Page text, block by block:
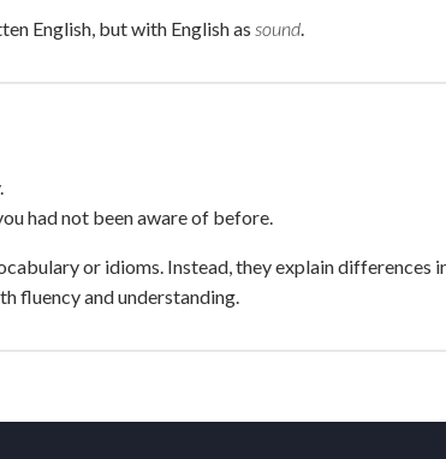
English, but with English as sound.
had not been aware of before.
or idioms. Instead, they explain differences
fluency and understanding.